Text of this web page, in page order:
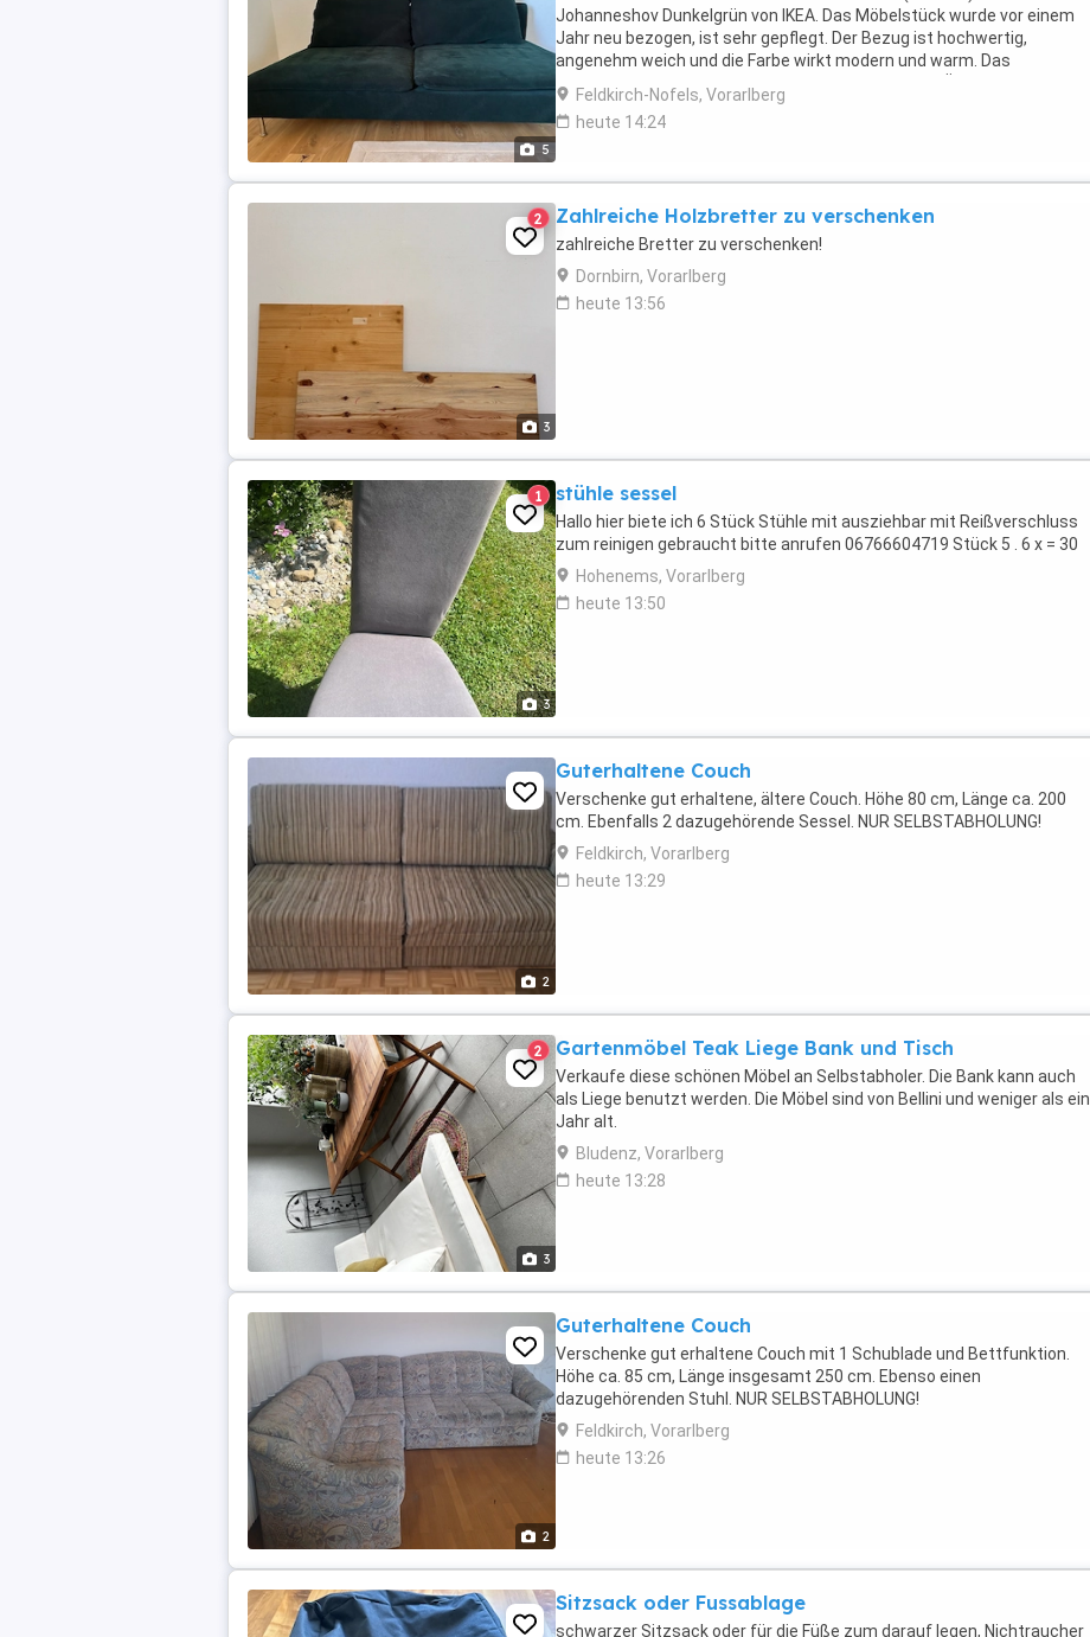
5
Johanneshov Dunkelgrün von IKEA. Das Möbelstück wurde vor einem
Jahr neu bezogen, ist sehr gepflegt. Der Bezug ist hochwertig,
angenehm weich und die Farbe wirkt modern und warm. Das
Sitzelement ist extrem bequem, hat die typische SÖDERHAMN-Tiefe ...
Feldkirch-Nofels, Vorarlberg
heute 14:24
3
2 Zahlreiche Holzbretter zu verschenken
zahlreiche Bretter zu verschenken!
Dornbirn, Vorarlberg
heute 13:56
3
1 stühle sessel
Hallo hier biete ich 6 Stück Stühle mit ausziehbar mit Reißverschluss
zum reinigen gebraucht bitte anrufen 06766604719 Stück 5 . 6 x = 30
Hohenems, Vorarlberg
heute 13:50
2
Guterhaltene Couch
Verschenke gut erhaltene, ältere Couch. Höhe 80 cm, Länge ca. 200
cm. Ebenfalls 2 dazugehörende Sessel. NUR SELBSTABHOLUNG!
Feldkirch, Vorarlberg
heute 13:29
3
2 Gartenmöbel Teak Liege Bank und Tisch
Verkaufe diese schönen Möbel an Selbstabholer. Die Bank kann auch
als Liege benutzt werden. Die Möbel sind von Bellini und weniger als ein
Jahr alt.
Bludenz, Vorarlberg
heute 13:28
2
Guterhaltene Couch
Verschenke gut erhaltene Couch mit 1 Schublade und Bettfunktion.
Höhe ca. 85 cm, Länge insgesamt 250 cm. Ebenso einen
dazugehörenden Stuhl. NUR SELBSTABHOLUNG!
Feldkirch, Vorarlberg
heute 13:26
Sitzsack oder Fussablage
schwarzer Sitzsack oder für die Füße zum darauf legen, Nichtraucher